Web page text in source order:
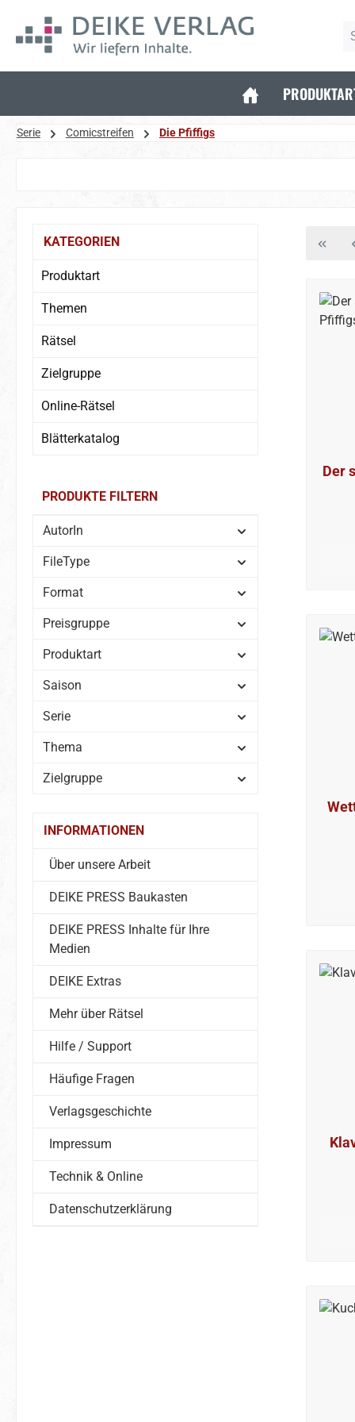
Hauptinhalt springen
Zur Suche springen
Zur Hauptnavigation springen
Serie Comicstreifen Die Pfiffigs
KATEGORIEN
Produktart
Themen
Rätsel
Zielgruppe
Online-Rätsel
Blätterkatalog
PRODUKTE FILTERN
AutorIn
FileType
Format
Preisgruppe
Produktart
Saison
Serie
Thema
Zielgruppe
INFORMATIONEN
Über unsere Arbeit
DEIKE PRESS Baukasten
DEIKE PRESS Inhalte für Ihre
Medien
DEIKE Extras
Mehr über Rätsel
Hilfe / Support
Häufige Fragen
Verlagsgeschichte
Impressum
Technik & Online
Datenschutzerklärung
Der